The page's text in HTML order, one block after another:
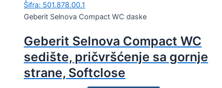
Šifra: 501.878.00.1
Geberit Selnova Compact WC daske
Geberit Selnova Compact WC
sedište, pričvršćenje sa gornje
strane, Softclose